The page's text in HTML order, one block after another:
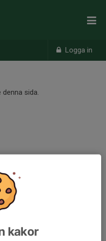
Logga in
sida.
kakor